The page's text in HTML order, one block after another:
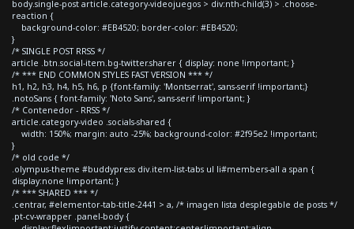
body.single-post article.category-videojuegos > div:nth-child(3) > .choose-
reaction {
background-color: #EB4520; border-color: #EB4520;
}
/* SINGLE POST RRSS */
article .btn.social-item.bg-twitter.sharer { display: none !important; }
/* *** END COMMON STYLES FAST VERSION *** */
h1, h2, h3, h4, h5, h6, p {font-family: 'Montserrat', sans-serif !important;}
.notoSans { font-family: 'Noto Sans', sans-serif !important; }
/* Contenedor - RRSS */
article.category-video .socials-shared {
width: 150%; margin: auto -25%; background-color: #2f95e2 !important;
}
/* old code */
.olympus-theme #buddypress div.item-list-tabs ul li#members-all a span {
display:none !important; }
/* *** SHARED *** */
.centrar, #elementor-tab-title-2441 > a, /* imagen lista desplegable de posts */
.pt-cv-wrapper .panel-body {